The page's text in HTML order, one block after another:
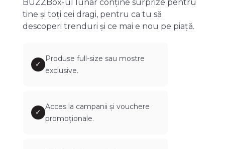
BUZZBox-ul lunar conține surprize pentru
tine și toți cei dragi, pentru ca tu să
descoperi trenduri și ce mai e nou pe piață.
✓
Produse full-size sau mostre
exclusive.
✓
Acces la campanii și vouchere
promoționale.